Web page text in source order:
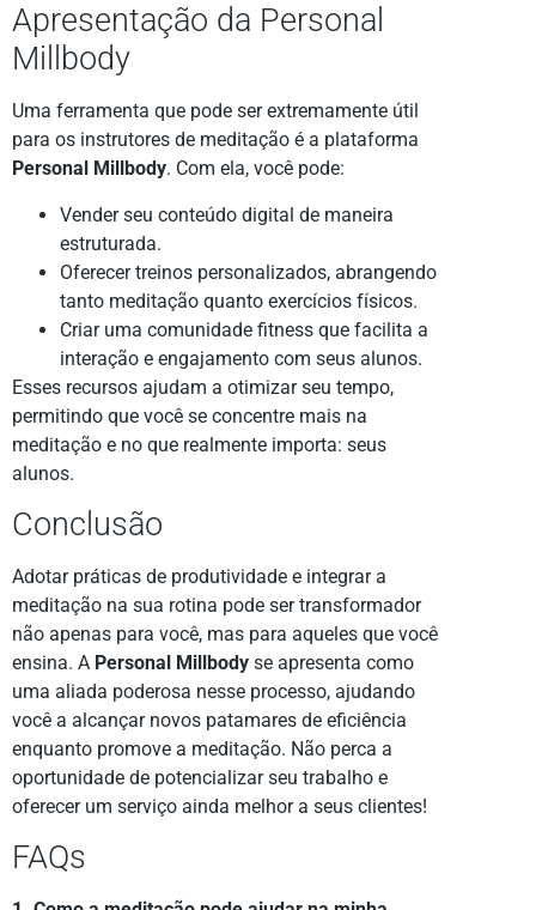
Apresentação da Personal
Millbody
Uma ferramenta que pode ser extremamente útil
para os instrutores de meditação é a plataforma
Personal Millbody. Com ela, você pode:
Vender seu conteúdo digital de maneira
estruturada.
Oferecer treinos personalizados, abrangendo
tanto meditação quanto exercícios físicos.
Criar uma comunidade fitness que facilita a
interação e engajamento com seus alunos.
Esses recursos ajudam a otimizar seu tempo,
permitindo que você se concentre mais na
meditação e no que realmente importa: seus
alunos.
Conclusão
Adotar práticas de produtividade e integrar a
meditação na sua rotina pode ser transformador
não apenas para você, mas para aqueles que você
ensina. A Personal Millbody se apresenta como
uma aliada poderosa nesse processo, ajudando
você a alcançar novos patamares de eficiência
enquanto promove a meditação. Não perca a
oportunidade de potencializar seu trabalho e
oferecer um serviço ainda melhor a seus clientes!
FAQs